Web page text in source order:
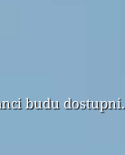
budu dostupni.